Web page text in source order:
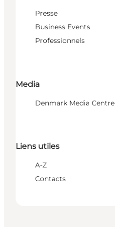
Presse
Business Events
Professionnels
Media
Denmark Media Centre
Liens utiles
A-Z
Contacts